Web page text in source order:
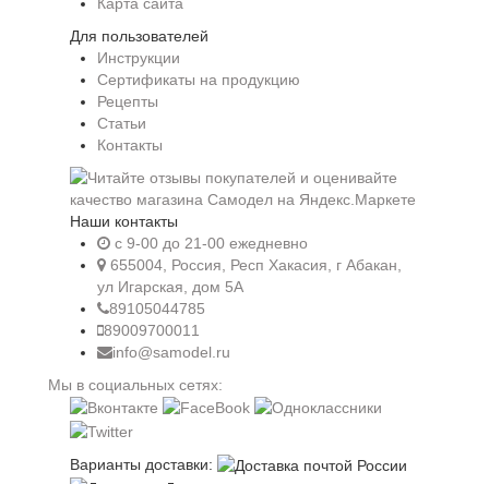
Для пользователей
Инструкции
Сертификаты на продукцию
Рецепты
Статьи
Контакты
Наши контакты
c 9-00 до 21-00 ежедневно
655004, Россия, Респ Хакасия, г Абакан,
ул Игарская, дом 5А
89105044785
89009700011
info@samodel.ru
Мы в социальных сетях:
Варианты доставки: